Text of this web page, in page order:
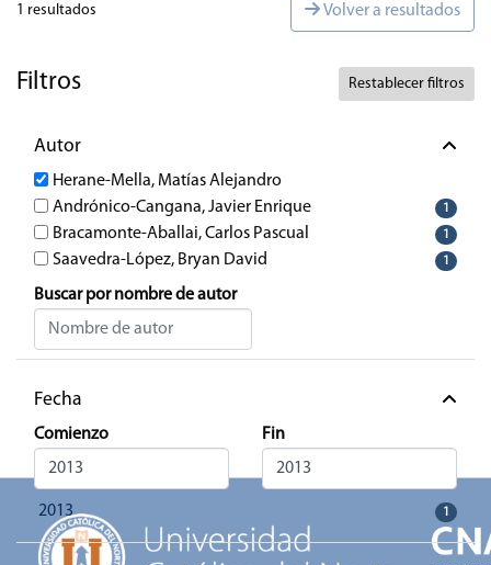
1 resultados Volver a resultados
Filtros Restablecer filtros
Autor
Herane-Mella, Matías Alejandro
1
Andrónico-Cangana, Javier Enrique
1
Bracamonte-Aballai, Carlos Pascual
1
Saavedra-López, Bryan David
Buscar por nombre de autor
Fecha
Comienzo Fin
2013 1